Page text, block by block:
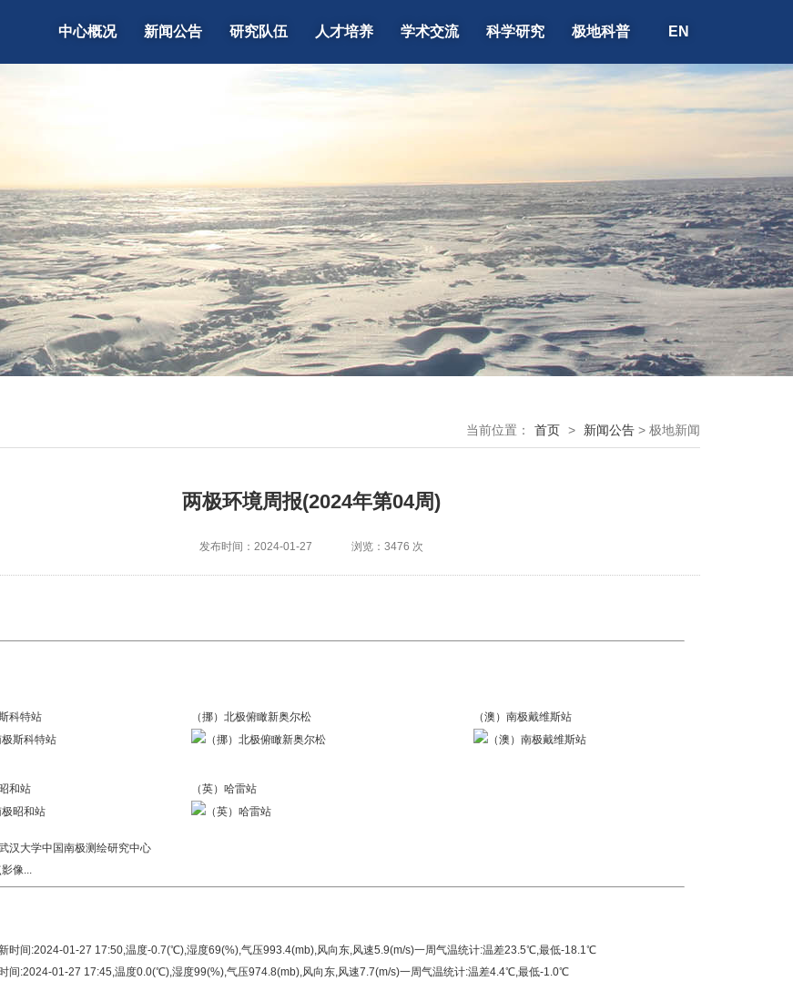
中心概况 新闻公告 研究队伍 人才培养 学术交流 科学研究 极地科普 EN
当前位置： 首页 > 新闻公告 > 极地新闻
两极环境周报(2024年第04周)
发布时间：2024-01-27 浏览：3476 次
科特站 （挪）北极俯瞰新奥尔松 （澳）南极戴维斯站
和站 （英）哈雷站
汉大学中国南极测绘研究中心
像...
新时间:2024-01-27 17:50,温度-0.7(℃),湿度69(%),气压993.4(mb),风向东,风速5.9(m/s)一周气温统计:温差23.5℃,最低-18.1℃
时间:2024-01-27 17:45,温度0.0(℃),湿度99(%),气压974.8(mb),风向东,风速7.7(m/s)一周气温统计:温差4.4℃,最低-1.0℃